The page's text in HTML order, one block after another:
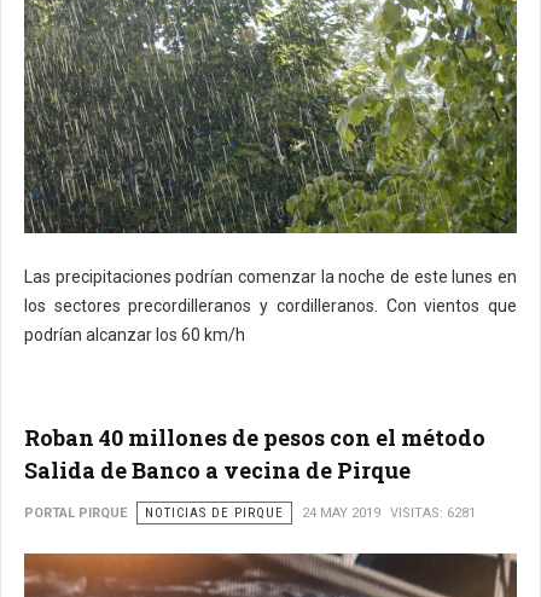
Las precipitaciones podrían comenzar la noche de este lunes en
los sectores precordilleranos y cordilleranos. Con vientos que
podrían alcanzar los 60 km/h
Roban 40 millones de pesos con el método
Salida de Banco a vecina de Pirque
PORTAL PIRQUE NOTICIAS DE PIRQUE 24 MAY 2019 VISITAS: 6281